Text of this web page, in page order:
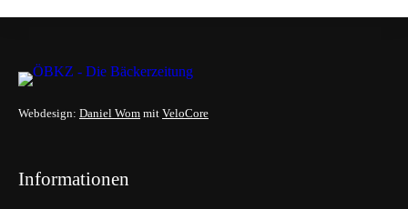
Webdesign: Daniel Wom mit VeloCore
Informationen